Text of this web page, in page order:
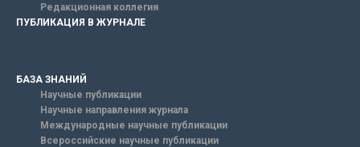
Редакционная коллегия
ПУБЛИКАЦИЯ В ЖУРНАЛЕ
БАЗА ЗНАНИЙ
Научные публикации
Научные направления журнала
Международные научные публикации
Всероссийские научные публикации